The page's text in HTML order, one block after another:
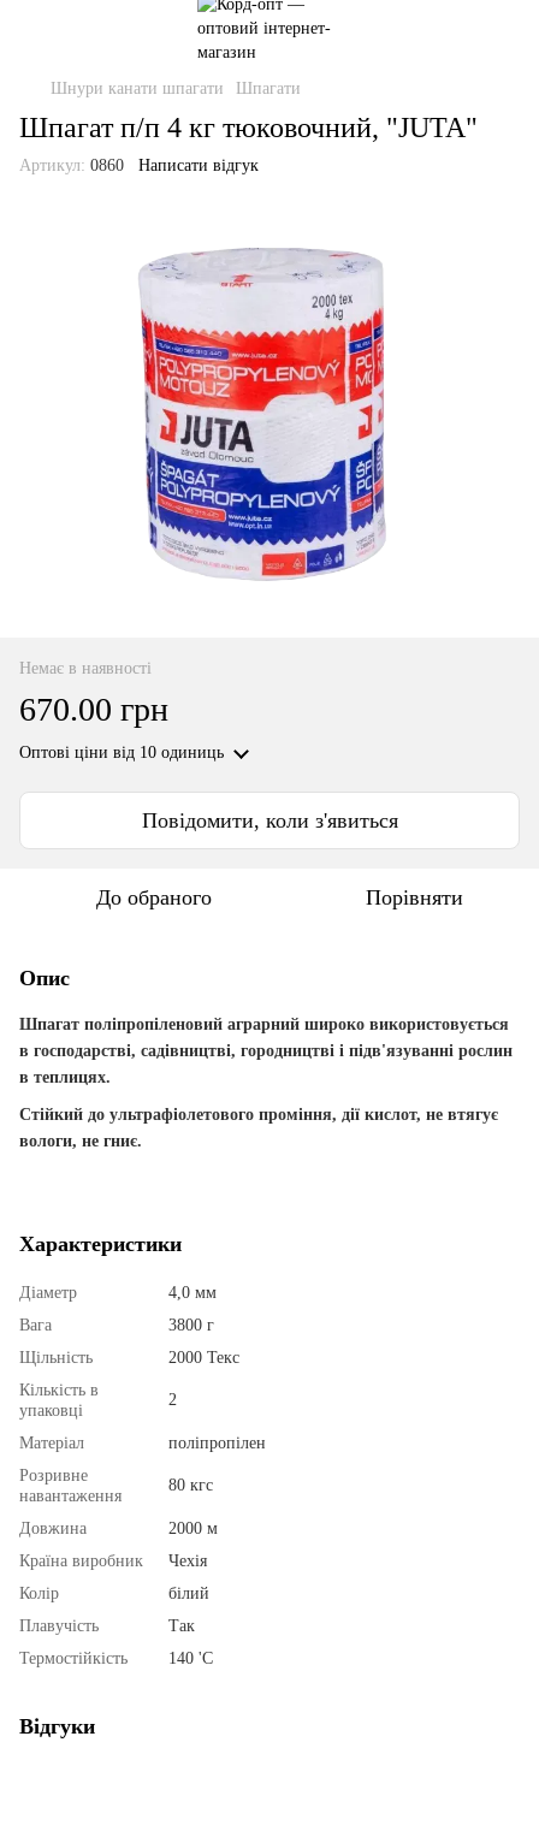
Шнури канати шпагати Шпагати
Шпагат п/п 4 кг тюковочний, "JUTA"
Артикул: 0860 Написати відгук
Немає в наявності
670.00 грн
Оптові ціни від 10 одиниць
Повідомити, коли з'явиться
До обраного Порівняти
Опис
Шпагат поліпропіленовий аграрний широко використовується
в господарстві, садівництві, городництві і підв'язуванні рослин
в теплицях.
Стійкий до ультрафіолетового проміння, дії кислот, не втягує
вологи, не гниє.
Характеристики
Діаметр
4,0 мм
Вага
3800 г
Щільність
2000 Текс
Кількість в
упаковці
2
Матеріал
поліпропілен
Розривне
навантаження
80 кгс
Довжина
2000 м
Країна виробник
Чехія
Колір
білий
Плавучість
Так
Термостійкість
140 'С
Відгуки